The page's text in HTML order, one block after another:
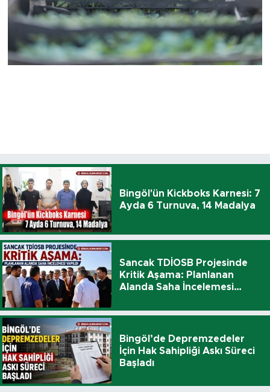
Bingöl'ün Kickboks Karnesi: 7
Ayda 6 Turnuva, 14 Madalya
Sancak TDİOSB Projesinde
Kritik Aşama: Planlanan
Alanda Saha İncelemesi
Bingöl’de Depremzedeler
İçin Hak Sahipliği Askı Süreci
Başladı